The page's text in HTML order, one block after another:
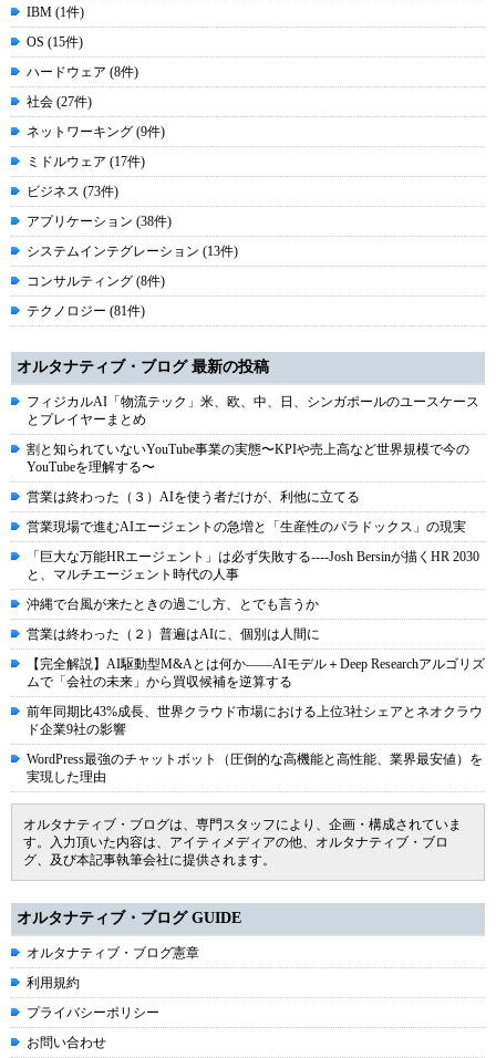
IBM (1件)
OS (15件)
ハードウェア (8件)
社会 (27件)
ネットワーキング (9件)
ミドルウェア (17件)
ビジネス (73件)
アプリケーション (38件)
システムインテグレーション (13件)
コンサルティング (8件)
テクノロジー (81件)
オルタナティブ・ブログ 最新の投稿
フィジカルAI「物流テック」米、欧、中、日、シンガポールのユースケース
とプレイヤーまとめ
割と知られていないYouTube事業の実態〜KPIや売上高など世界規模で今の
YouTubeを理解する〜
営業は終わった（３）AIを使う者だけが、利他に立てる
営業現場で進むAIエージェントの急増と「生産性のパラドックス」の現実
「巨大な万能HRエージェント」は必ず失敗する----Josh Bersinが描くHR 2030
と、マルチエージェント時代の人事
沖縄で台風が来たときの過ごし方、とでも言うか
営業は終わった（２）普遍はAIに、個別は人間に
【完全解説】AI駆動型M&Aとは何か――AIモデル＋Deep Researchアルゴリズ
ムで「会社の未来」から買収候補を逆算する
前年同期比43%成長、世界クラウド市場における上位3社シェアとネオクラウ
ド企業9社の影響
WordPress最強のチャットボット（圧倒的な高機能と高性能、業界最安値）を
実現した理由
オルタナティブ・ブログは、専門スタッフにより、企画・構成されていま
す。入力頂いた内容は、アイティメディアの他、オルタナティブ・ブロ
グ、及び本記事執筆会社に提供されます。
オルタナティブ・ブログ GUIDE
オルタナティブ・ブログ憲章
利用規約
プライバシーポリシー
お問い合わせ